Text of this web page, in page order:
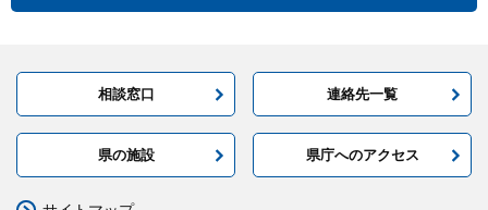
相談窓口 連絡先一覧
県の施設 県庁へのアクセス